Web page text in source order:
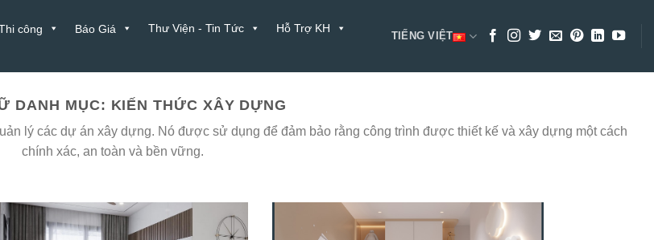
công Báo Giá Thư Viện - Tin Tức Hỗ Trợ KH
TIẾNG VIỆT
DANH MỤC: KIẾN THỨC XÂY DỰNG
lý các dự án xây dựng. Nó được sử dụng để đảm bảo rằng công trình được thiết kế và xây dựng một cách
chính xác, an toàn và bền vững.